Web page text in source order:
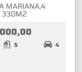
MARIANA,4
330M2
5 4